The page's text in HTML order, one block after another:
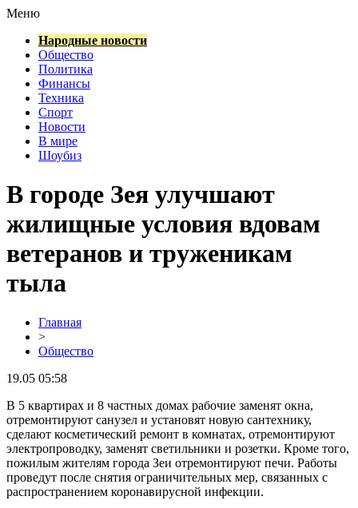
Меню
Народные новости
Общество
Политика
Финансы
Техника
Спорт
Новости
В мире
Шоубиз
В городе Зея улучшают
жилищные условия вдовам
ветеранов и труженикам
тыла
Главная
>
Общество
19.05 05:58
В 5 квартирах и 8 частных домах рабочие заменят окна,
отремонтируют санузел и установят новую сантехнику,
сделают косметический ремонт в комнатах, отремонтируют
электропроводку, заменят светильники и розетки. Кроме того,
пожилым жителям города Зеи отремонтируют печи. Работы
проведут после снятия ограничительных мер, связанных с
распространением коронавирусной инфекции.